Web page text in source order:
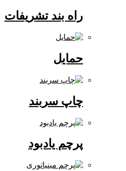
راه بند تشریفات
چاپ سربند
پرچم یادبود